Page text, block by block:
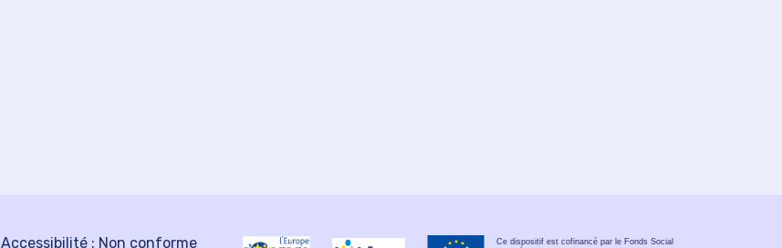
Accessibilité : Non conforme
Ce dispositif est cofinancé par le Fonds Social